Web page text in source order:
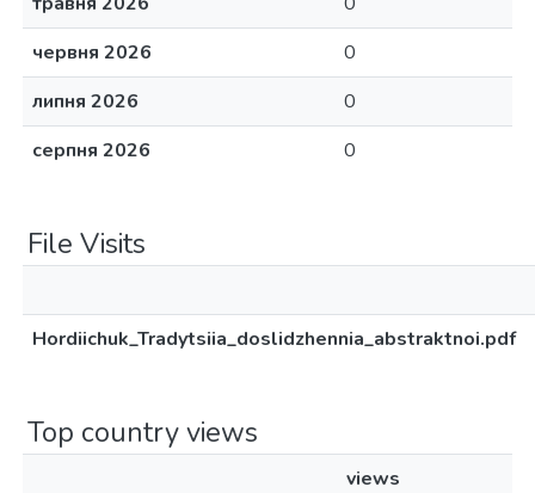
червня 2026
0
липня 2026
0
серпня 2026
0
File Visits
Hordiichuk_Tradytsiia_doslidzhennia_abstraktnoi.pdf
Top country views
views